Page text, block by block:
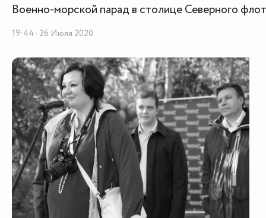
Военно-морской парад в столице Северного
19:44 · 26 Июля 2020